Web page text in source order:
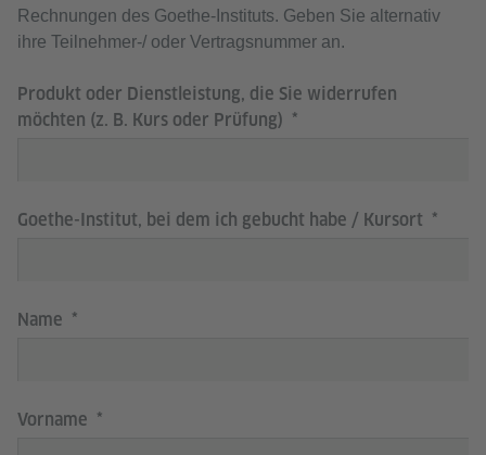
Rechnungen des Goethe-Instituts. Geben Sie alternativ
ihre Teilnehmer-/ oder Vertragsnummer an.
Produkt oder Dienstleistung, die Sie widerrufen
möchten (z. B. Kurs oder Prüfung)
Goethe-Institut, bei dem ich gebucht habe / Kursort
Name
Vorname